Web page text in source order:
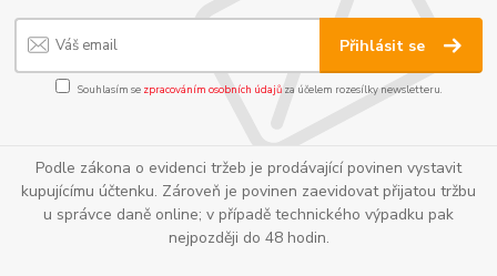
Přihlásit se
Souhlasím se zpracováním osobních údajůza účelem rozesílky newsletteru.
Podle zákona o evidenci tržeb je prodávající povinen vystavit
kupujícímu účtenku. Zároveň je povinen zaevidovat přijatou tržbu
u správce daně online; v případě technického výpadku pak
nejpozději do 48 hodin.